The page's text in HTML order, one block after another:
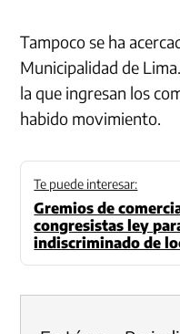
Tampoco se ha
Municipalidad de
la que ingresan los
habido movimiento.
Te puede interesar:
Gremios de
congresistas ley
indiscriminado de